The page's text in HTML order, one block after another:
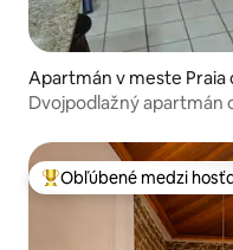
Apartmán v meste Praia
Dvojpodlažný apartmán
Najobľúbenejšie medzi
Obľúbené medzi